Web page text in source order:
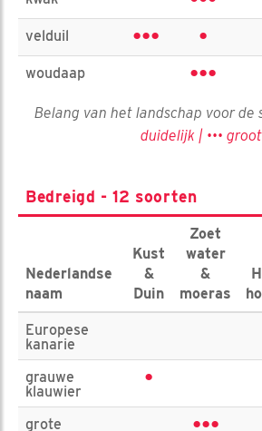
velduil ••• •
woudaap •••
Belang van het landschap voor de
duidelijk | ••• groot
Bedreigd - 12 soorten
Nederlandse
naam
Kust
&
Duin
Zoet
water
&
moeras
Europese
kanarie
grauwe
klauwier
•
grote
•••